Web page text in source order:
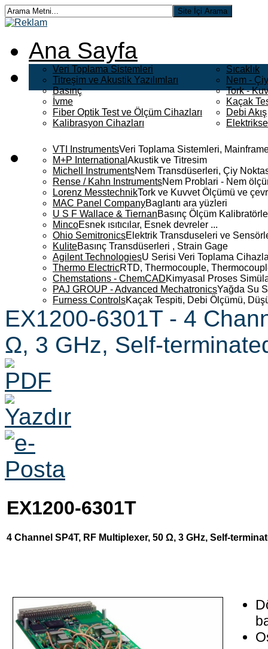
Ana Sayfa
Veri Toplama Sistemleri
Titreşim ve Akustik Yazılımları
Basınç
İvme
Fiber Optik Test ve Ölçüm Cihazları
Kalibrasyon Cihazları
Sıcaklık
Nem -
Tork -
Kaçak
Debi Akış
VTI InstrumentsVeri Toplama Sistemleri,
M+P International Akustik ve Titresim
Michell InstrumentsNem Transdüserleri, Çiy
Rense / Kahn InstrumentsNem Problari - Nem
Lorenz MesstechnikTork ve Kuvvet Ölçümü ve
MAC Panel CompanyBaglantı ara yüzleri
U S F Wallace & TiernanBasınç Ölçüm
MincoEsnek ısıtıcılar, Esnek devreler ...
Ohio SemitronicsElektrik Transduseleri ve
KuliteBasınç Transdüserleri , Strain Gage
Agilent TechnologiesU Serisi Veri Toplama
Thermo ElectricRTD, Thermocouple,
Chemstations - ChemCADKimyasal Proses
PAJ GROUP - Advanced MechatronicsYağda Su
Furness ControlsKaçak Tespiti, Debi Ölçümü,
EX1200-6301T - 4
Ω, 3 GHz, Self-
EX1200-6301T
4 Channel SP4T, RF Multiplexer, 50 Ω, 3 GHz, Self-